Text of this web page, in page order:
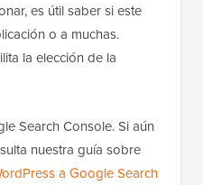
es útil saber si este
o a muchas.
la elección de la
Search Console. Si aún
nuestra guía sobre
a Google Search